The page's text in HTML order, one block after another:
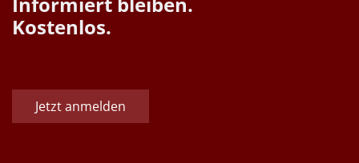
Kostenlos.
Jetzt anmelden